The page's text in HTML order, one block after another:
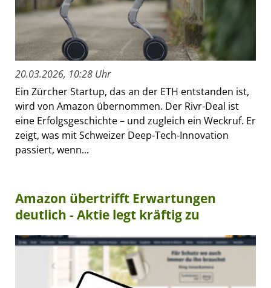
20.03.2026, 10:28 Uhr
Ein Zürcher Startup, das an der ETH entstanden ist,
wird von Amazon übernommen. Der Rivr-Deal ist
eine Erfolgsgeschichte – und zugleich ein Weckruf. Er
zeigt, was mit Schweizer Deep-Tech-Innovation
passiert, wenn...
Amazon übertrifft Erwartungen
deutlich - Aktie legt kräftig zu